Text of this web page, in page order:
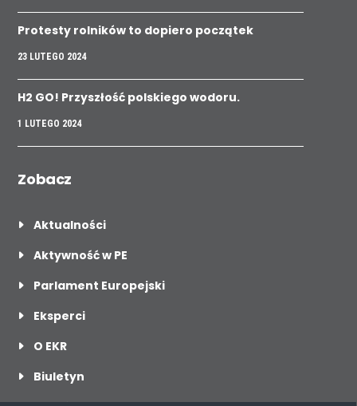
Protesty rolników to dopiero początek
23 LUTEGO 2024
H2 GO! Przyszłość polskiego wodoru.
1 LUTEGO 2024
Zobacz
Aktualności
Aktywność w PE
Parlament Europejski
Eksperci
O EKR
Biuletyn